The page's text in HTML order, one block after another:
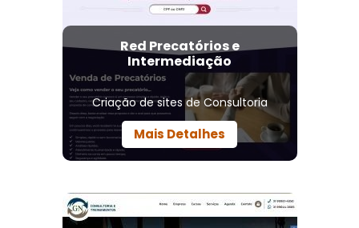
Red Precatórios e
Intermediação
Criação de sites de Consultoria
Mais Detalhes